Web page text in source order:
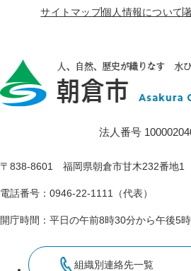
サイトマップ個人情報について
法人番号
〒838-8601 福岡県朝倉市甘木232番地1
電話番号：0946-22-1111（代表）
開庁時間：平日の午前8時30分から午後5
組織別連絡先一覧